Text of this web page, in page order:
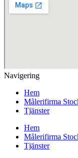
Navigering
Hem
Målerifirma
Tjänster
Hem
Målerifirma
Tjänster